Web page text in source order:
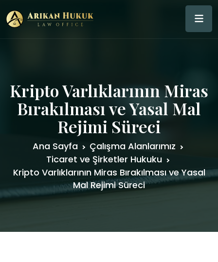
Kripto Varlıklarının Miras
Bırakılması ve Yasal Mal
Rejimi Süreci
Ana Sayfa
Çalışma Alanlarımız
Ticaret ve Şirketler Hukuku
Kripto Varlıklarının Miras Bırakılması ve Yasal
Mal Rejimi Süreci